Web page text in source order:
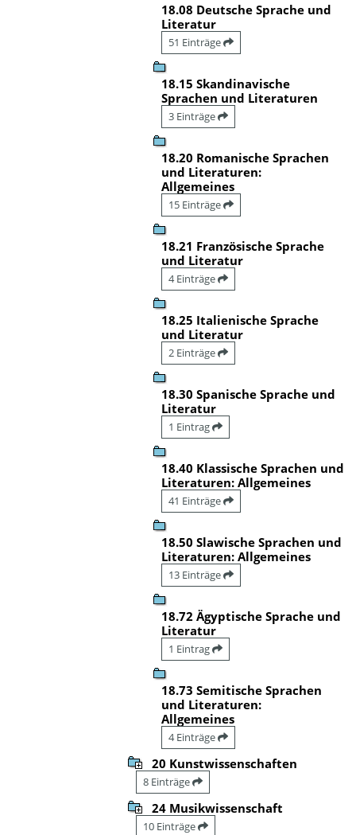
18.08 Deutsche Sprache und
Literatur
51 Einträge
18.15 Skandinavische
Sprachen und Literaturen
3 Einträge
18.20 Romanische Sprachen
und Literaturen:
Allgemeines
15 Einträge
18.21 Französische Sprache
und Literatur
4 Einträge
18.25 Italienische Sprache
und Literatur
2 Einträge
18.30 Spanische Sprache und
Literatur
1 Eintrag
18.40 Klassische Sprachen und
Literaturen: Allgemeines
41 Einträge
18.50 Slawische Sprachen und
Literaturen: Allgemeines
13 Einträge
18.72 Ägyptische Sprache und
Literatur
1 Eintrag
18.73 Semitische Sprachen
und Literaturen:
Allgemeines
4 Einträge
20 Kunstwissenschaften
8 Einträge
24 Musikwissenschaft
10 Einträge